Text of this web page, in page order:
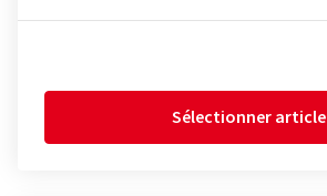
Sélectionner article